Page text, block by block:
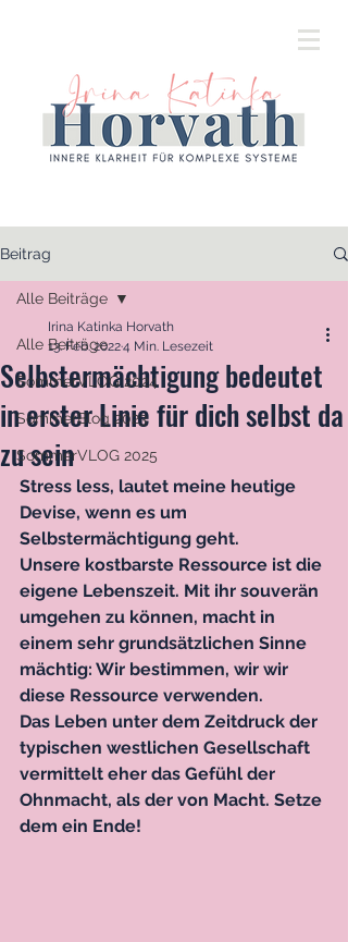
Beitrag
Alle Beiträge
SommerVLOG 2024
SommerBlog 2023
SommerVLOG 2025
Alle Beiträge
Selbstermächtigung bedeutet
in erster Linie für dich selbst da
zu sein
Irina Katinka Horvath
13. Feb. 20224 Min. Lesezeit
Stress less, lautet meine heutige
Devise, wenn es um
Selbstermächtigung geht.
Unsere kostbarste Ressource ist die
eigene Lebenszeit. Mit ihr souverän
umgehen zu können, macht in
einem sehr grundsätzlichen Sinne
mächtig: Wir bestimmen, wir wir
diese Ressource verwenden.
Das Leben unter dem Zeitdruck der
typischen westlichen Gesellschaft
vermittelt eher das Gefühl der
Ohnmacht, als der von Macht. Setze
dem ein Ende!